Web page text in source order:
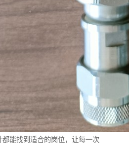
能找到适合的岗位，让每一次